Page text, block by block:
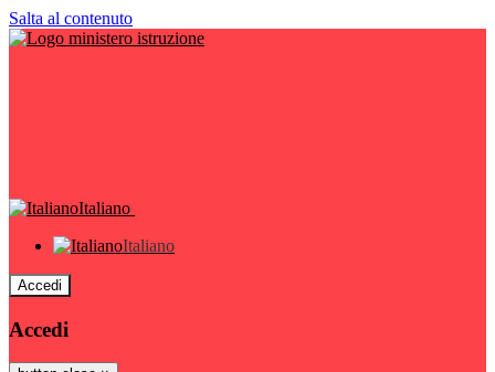
Salta al contenuto
Italiano
Italiano
Accedi
Accedi